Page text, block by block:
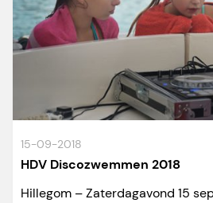
15-09-2018
HDV Discozwemmen 2018
Hillegom – Zaterdagavond 15